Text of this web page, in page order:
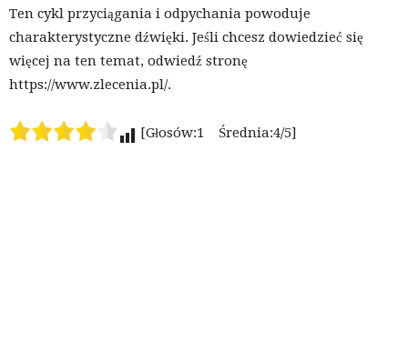
Ten cykl przyciągania i odpychania powoduje
charakterystyczne dźwięki. Jeśli chcesz dowiedzieć się
więcej na ten temat, odwiedź stronę
https://www.zlecenia.pl/.
[Głosów:1 Średnia:4/5]